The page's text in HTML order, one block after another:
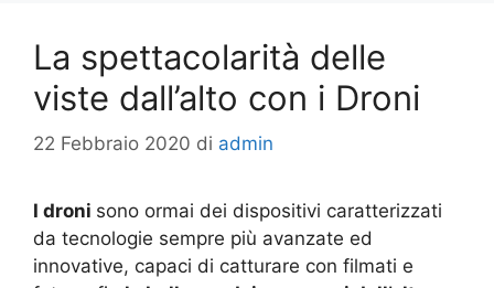
La spettacolarità delle
viste dall’alto con i Droni
22 Febbraio 2020 di admin
I droni sono ormai dei dispositivi caratterizzati
da tecnologie sempre più avanzate ed
innovative, capaci di catturare con filmati e